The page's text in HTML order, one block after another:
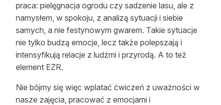
praca: pielęgnacja ogrodu czy sadzenie lasu, ale z
namysłem, w spokoju, z analizą sytuacji i siebie
samych, a nie festynowym gwarem. Takie sytuacje
nie tylko budzą emocje, lecz także polepszają i
intensyfikują relacje z ludźmi i przyrodą. A to też
element EZR.
Nie bójmy się więc wplatać ćwiczeń z uważności w
nasze zajęcia, pracować z emocjami i